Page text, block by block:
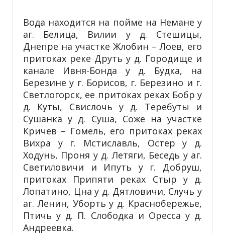
Вода находится на пойме на Немане у
аг. Белица, Вилии у д. Стешицы,
Днепре на участке Жлобин – Лоев, его
притоках реке Друть у д. Городище и
канале Ивня-Бонда у д. Будка, на
Березине у г. Борисов, г. Березино и г.
Светлогорск, ее притоках реках Бобр у
д. Куты, Свислочь у д. Теребуты и
Сушанка у д. Суша, Соже на участке
Кричев – Гомель, его притоках реках
Вихра у г. Мстиславль, Остер у д.
Ходунь, Проня у д. Летяги, Беседь у аг.
Светиловичи и Ипуть у г. Добруш,
притоках Припяти реках Стыр у д.
Лопатино, Цна у д. Дятловичи, Случь у
аг. Ленин, Уборть у д. Краснобережье,
Птичь у д. П. Слободка и Оресса у д.
Андреевка.